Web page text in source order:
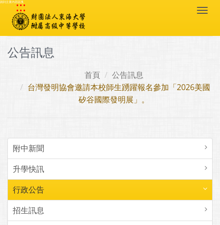
跳到主要內容區塊
:::
公告訊息
首頁
公告訊息
台灣發明協會邀請本校師生踴躍報名參加「2026美國
矽谷國際發明展」。
附中新聞
升學快訊
行政公告
招生訊息